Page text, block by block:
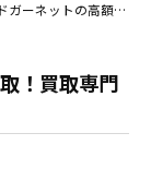
取！買取専門店が教える評価ポイントとは？
！買取専門